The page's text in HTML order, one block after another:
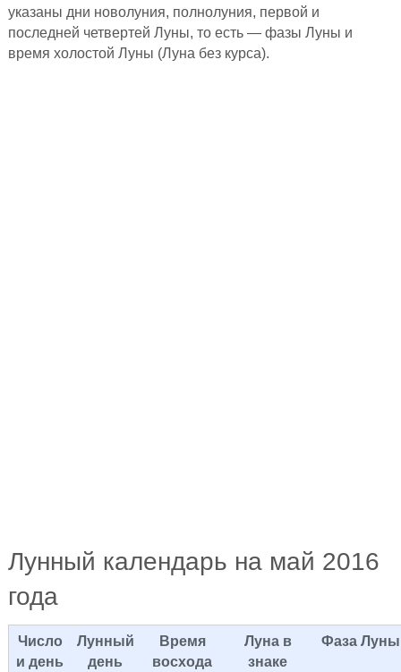
указаны дни новолуния, полнолуния, первой и
последней четвертей Луны, то есть — фазы Луны и
время холостой Луны (Луна без курса).
Лунный календарь на май 2016
года
Число
и день
Лунный
день
Время
восхода
Луна в
знаке
Фаза Луны